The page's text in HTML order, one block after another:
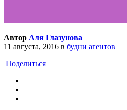
Автор Аля Глазунова
11 августа, 2016 в будни агентов
Поделиться